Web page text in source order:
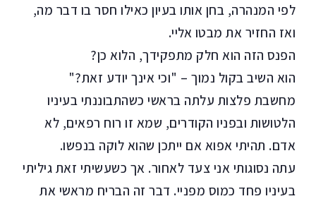
לפי המנהרה, בחן אותו בעיון כאילו חסר בו דבר מה,
ואז החזיר את מבטו אליי.
הפנס הזה הוא חלק מתפקידך, הלוא כן?
הוא השיב בקול נמוך – "וכי אינך יודע זאת?"
מחשבת פלצות עלתה בראשי כשהתבוננתי בעיניו
הלטושות ובפניו הקודרים, שמא זו רוח רפאים, לא
אדם. תהיתי אפוא אם ייתכן שהוא לוקה בנפשו.
עתה נסוגותי אני צעד לאחור. אך כשעשיתי זאת גיליתי
בעיניו פחד כמוס מפניי. דבר זה הבריח מראשי את